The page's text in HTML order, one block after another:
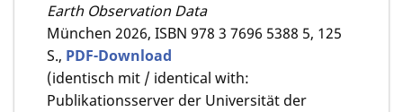
Earth Observation Data
München 2026, ISBN 978 3 7696 5388 5, 125
S., PDF-Download
(identisch mit / identical with:
Publikationsserver der Universität der